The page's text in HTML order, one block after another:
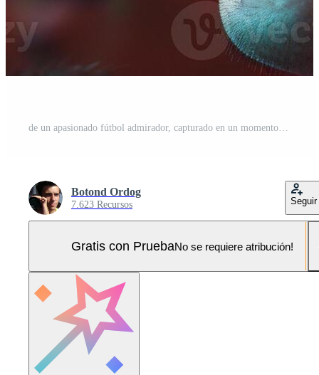
de un apasionado fútbol admirador, capturado en un momento de puro regocijo como ellos animar en su equipo Foto Pro
Botond Ordog
7.623 Recursos Seguir
Gratis con PruebaNo se requiere atribución!